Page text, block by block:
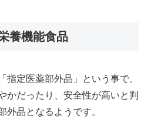
養機能食品
指定医薬部外品」という事で、
かだったり、安全性が高いと判
外品となるようです。